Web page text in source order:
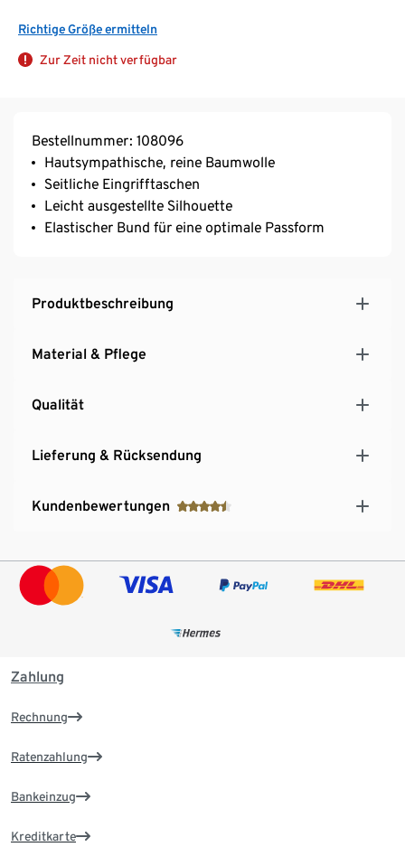
Richtige Größe ermitteln
Zur Zeit nicht verfügbar
Bestellnummer: 108096
Hautsympathische, reine Baumwolle
Seitliche Eingrifftaschen
Leicht ausgestellte Silhouette
Elastischer Bund für eine optimale Passform
Produktbeschreibung
Material & Pflege
Qualität
Lieferung & Rücksendung
Kundenbewertungen
Zahlung
Rechnung
Ratenzahlung
Bankeinzug
Kreditkarte